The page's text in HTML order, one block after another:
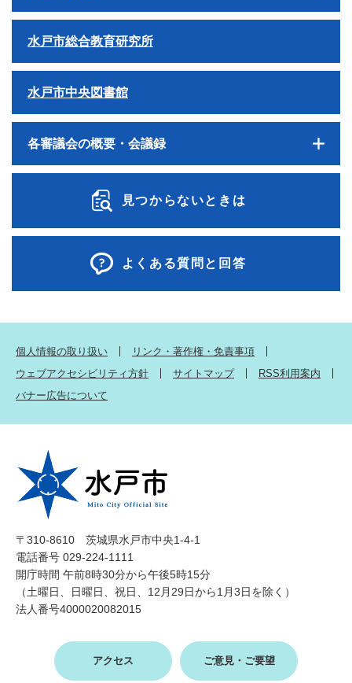
水戸市総合教育研究所
水戸市中央図書館
各審議会の概要・会議録
見つからないときは
よくある質問と回答
個人情報の取り扱い
リンク・著作権・免責事項
ウェブアクセシビリティ方針
サイトマップ
RSS利用案内
バナー広告について
〒310-8610 茨城県水戸市中央1-4-1
電話番号 029-224-1111
開庁時間 午前8時30分から午後5時15分
（土曜日、日曜日、祝日、12月29日から1月3日を除く）
法人番号4000020082015
アクセス ご意見・ご要望